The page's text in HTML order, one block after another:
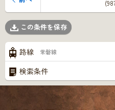
この条件を保存
路線 常磐線
検索条件